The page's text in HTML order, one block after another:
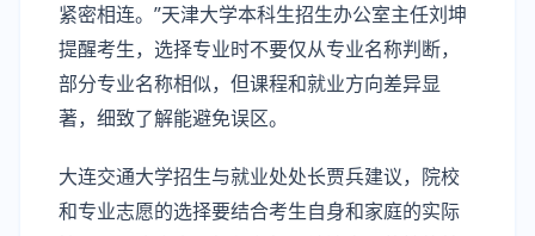
紧密相连。”天津大学本科生招生办公室主任刘坤
提醒考生，选择专业时不要仅从专业名称判断，
部分专业名称相似，但课程和就业方向差异显
著，细致了解能避免误区。
大连交通大学招生与就业处处长贾兵建议，院校
和专业志愿的选择要结合考生自身和家庭的实际